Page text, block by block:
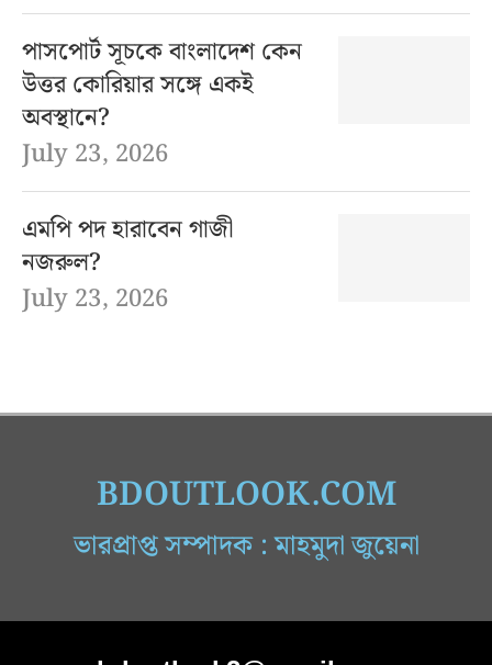
পাসপোর্ট সূচকে বাংলাদেশ কেন
উত্তর কোরিয়ার সঙ্গে একই
অবস্থানে?
July 23, 2026
এমপি পদ হারাবেন গাজী
নজরুল?
July 23, 2026
BDOUTLOOK.COM
ভারপ্রাপ্ত সম্পাদক : মাহমুদা জুয়েনা